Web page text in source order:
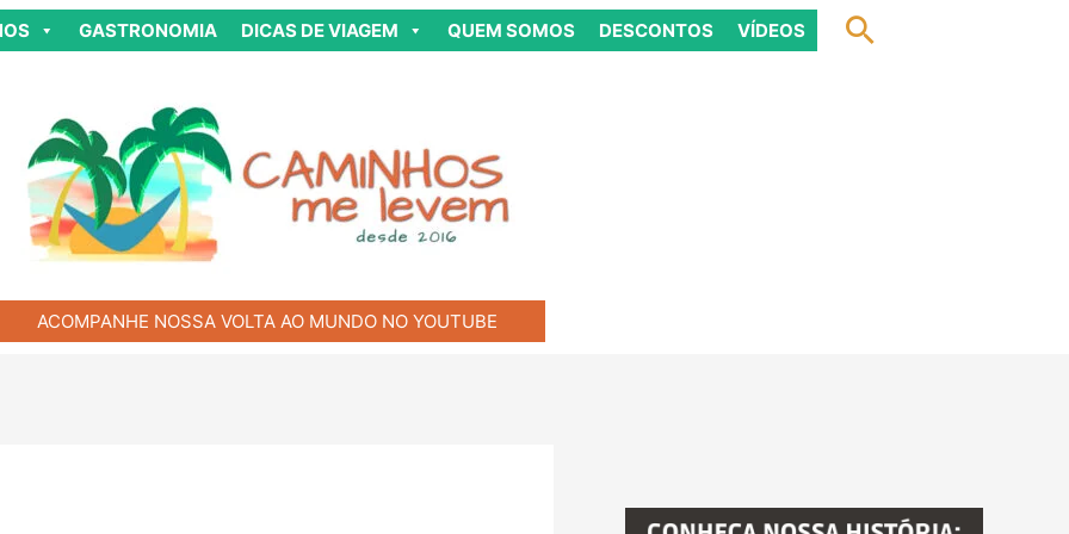
GASTRONOMIA DICAS DE VIAGEM QUEM SOMOS DESCONTOS VÍDEOS Pesquisar
ACOMPANHE NOSSA VOLTA AO MUNDO NO YOUTUBE